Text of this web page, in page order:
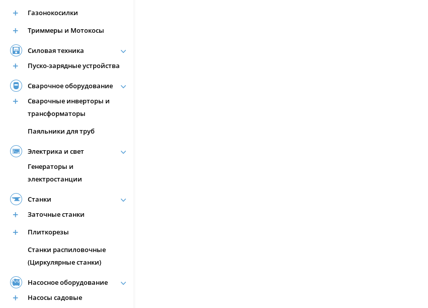
Газонокосилки
Триммеры и Мотокосы
Силовая техника
Пуско-зарядные устройства
Сварочное оборудование
Сварочные инверторы и
трансформаторы
Паяльники для труб
Электрика и свет
Генераторы и
электростанции
Станки
Заточные станки
Плиткорезы
Станки распиловочные
(Циркулярные станки)
Насосное оборудование
Насосы садовые